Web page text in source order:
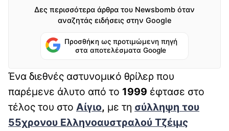
Δες περισσότερα άρθρα του Newsbomb όταν
αναζητάς ειδήσεις στην Google
Προσθήκη ως προτιμώμενη πηγή
στα αποτελέσματα Google
Ένα διεθνές αστυνομικό θρίλερ που
παρέμενε άλυτο από το 1999 έφτασε στο
τέλος του στο Αίγιο, με τη σύλληψη του
55χρονου Ελληνοαυστραλού Τζέιμς